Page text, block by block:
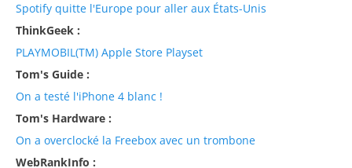
Spotify quitte l'Europe pour aller aux États-Unis
ThinkGeek :
PLAYMOBIL(TM) Apple Store Playset
Tom's Guide :
On a testé l'iPhone 4 blanc !
Tom's Hardware :
On a overclocké la Freebox avec un trombone
WebRankInfo :